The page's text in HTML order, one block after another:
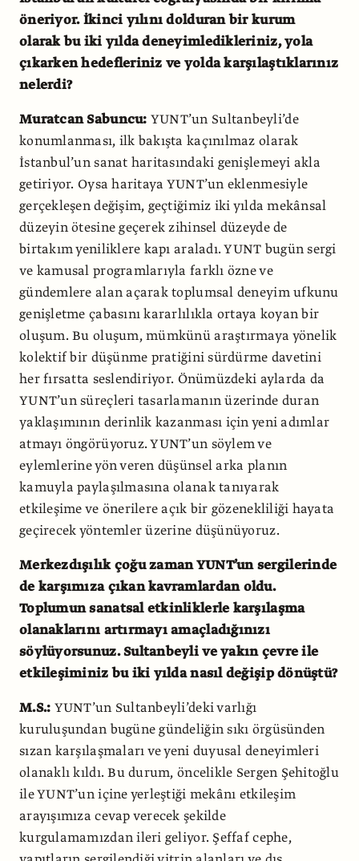
öneriyor. İkinci yılını dolduran bir kurum
olarak bu iki yılda deneyimledikleriniz, yola
çıkarken hedefleriniz ve yolda karşılaştıklarınız
nelerdi?
Muratcan Sabuncu: YUNT’un Sultanbeyli’de
konumlanması, ilk bakışta kaçınılmaz olarak
İstanbul’un sanat haritasındaki genişlemeyi akla
getiriyor. Oysa haritaya YUNT’un eklenmesiyle
gerçekleşen değişim, geçtiğimiz iki yılda mekânsal
düzeyin ötesine geçerek zihinsel düzeyde de
birtakım yeniliklere kapı araladı. YUNT bugün sergi
ve kamusal programlarıyla farklı özne ve
gündemlere alan açarak toplumsal deneyim ufkunu
genişletme çabasını kararlılıkla ortaya koyan bir
oluşum. Bu oluşum, mümkünü araştırmaya yönelik
kolektif bir düşünme pratiğini sürdürme davetini
her fırsatta seslendiriyor. Önümüzdeki aylarda da
YUNT’un süreçleri tasarlamanın üzerinde duran
yaklaşımının derinlik kazanması için yeni adımlar
atmayı öngörüyoruz. YUNT’un söylem ve
eylemlerine yön veren düşünsel arka planın
kamuyla paylaşılmasına olanak tanıyarak
etkileşime ve önerilere açık bir gözenekliliği hayata
geçirecek yöntemler üzerine düşünüyoruz.
Merkezdışılık çoğu zaman YUNT’un sergilerinde
de karşımıza çıkan kavramlardan oldu.
Toplumun sanatsal etkinliklerle karşılaşma
olanaklarını artırmayı amaçladığınızı
söylüyorsunuz.Sultanbeyli ve yakın çevre ile
etkileşiminiz bu iki yılda nasıl değişip dönüştü?
M.S.: YUNT’un Sultanbeyli’deki varlığı
kuruluşundan bugüne gündeliğin sıkı örgüsünden
sızan karşılaşmaları ve yeni duyusal deneyimleri
olanaklı kıldı. Bu durum, öncelikle Sergen Şehitoğlu
ile YUNT’un içine yerleştiği mekânı etkileşim
arayışımıza cevap verecek şekilde
kurgulamamızdan ileri geliyor. Şeffaf cephe,